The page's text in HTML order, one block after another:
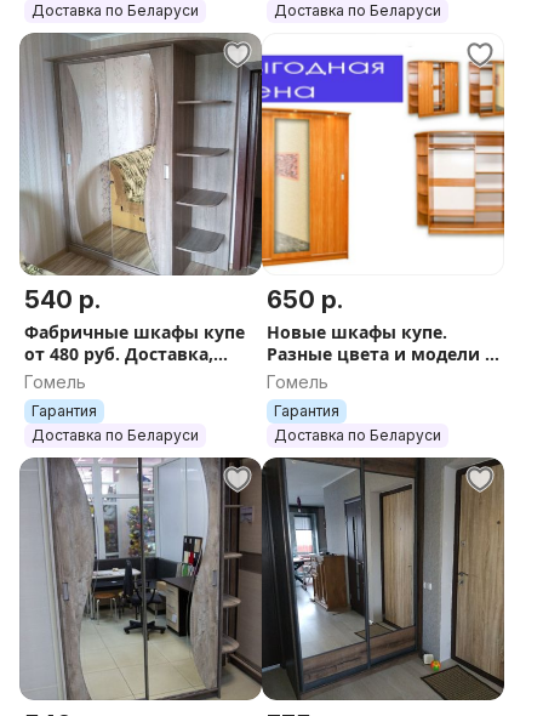
Доставка по Беларуси
Доставка по Беларуси
540 р.
Фабричные шкафы купе
от 480 руб. Доставка,
установка.
Гомель
Гарантия
Доставка по Беларуси
650 р.
Новые шкафы купе.
Разные цвета и модели -
жми.
Гомель
Гарантия
Доставка по Беларуси